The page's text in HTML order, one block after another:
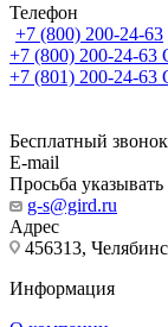
Телефон
+7 (800) 200-24-63
+7 (800) 200-24-63
+7 (801) 200-24-63
Бесплатный
E-mail
Просьба
g-s@gird.ru
Адрес
456313,
Информация